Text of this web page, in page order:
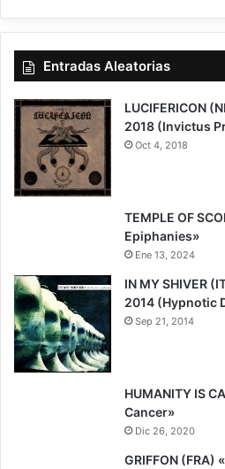
Entradas Aleatorias
7
LUCIFERICON
2018 (Invictus
Oct 4, 2018
TEMPLE OF
Epiphanies»
Ene 13, 2024
IN MY SHIVER
2014 (Hypnotic
Sep 21, 2014
HUMANITY IS
Cancer»
Dic 26, 2020
GRIFFON (FRA)